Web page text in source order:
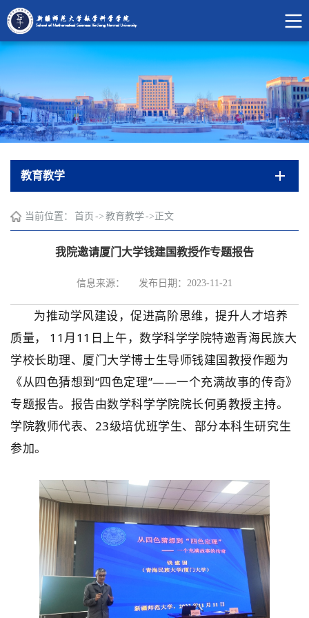
教育教学
当前位置： 首页 -> 教育教学-> 正文
我院邀请厦门大学钱建国教授作专题报告
信息来源： 发布日期：2023-11-21
为推动学风建设，促进高阶思维，提升人才培养
质量， 11月11日上午，数学科学学院特邀青海民族大
学校长助理、厦门大学博士生导师钱建国教授作题为
《从四色猜想到“四色定理”——一个充满故事的传奇》
专题报告。报告由数学科学学院院长何勇教授主持。
学院教师代表、23级培优班学生、部分本科生研究生
参加。